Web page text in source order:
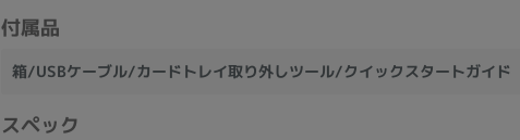
付属品
箱/USBケーブル/カードトレイ取り外しツール/クイックスタートガイド
スペック